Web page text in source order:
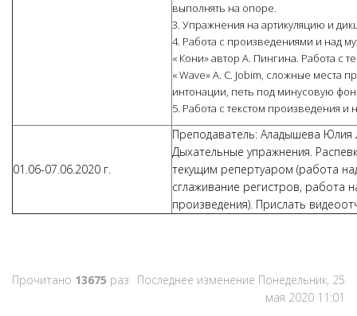
выполнять на опоре.
3. Упражнения на артикуляцию и
4. Работа с произведениями и над
« Кони» автор А. Пингина. Работа с
« Wave» A. C. Jobim, сложные места
интонации, петь под минусовую
5. Работа с текстом произведения и
01.06-07.06.2020 г.
Преподаватель: Аладышева Юлия
Дыхательные упражнения.
текущим репертуаром (работа
сглаживание регистров, работа
произведения). Прислать
Прочитано 13675 раз
Последнее изменение Понедельник, 25
мая 2020 11:01